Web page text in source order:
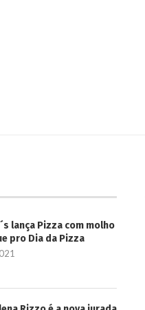
lança Pizza com molho
pro Dia da Pizza